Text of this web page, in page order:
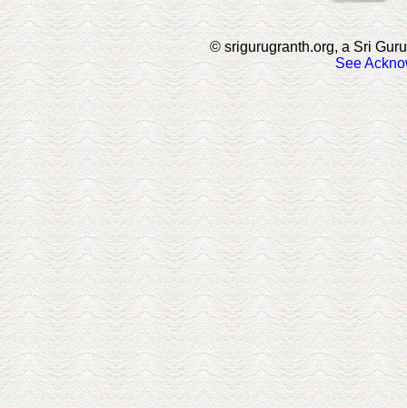
© srigurugranth.org, a Sri
See